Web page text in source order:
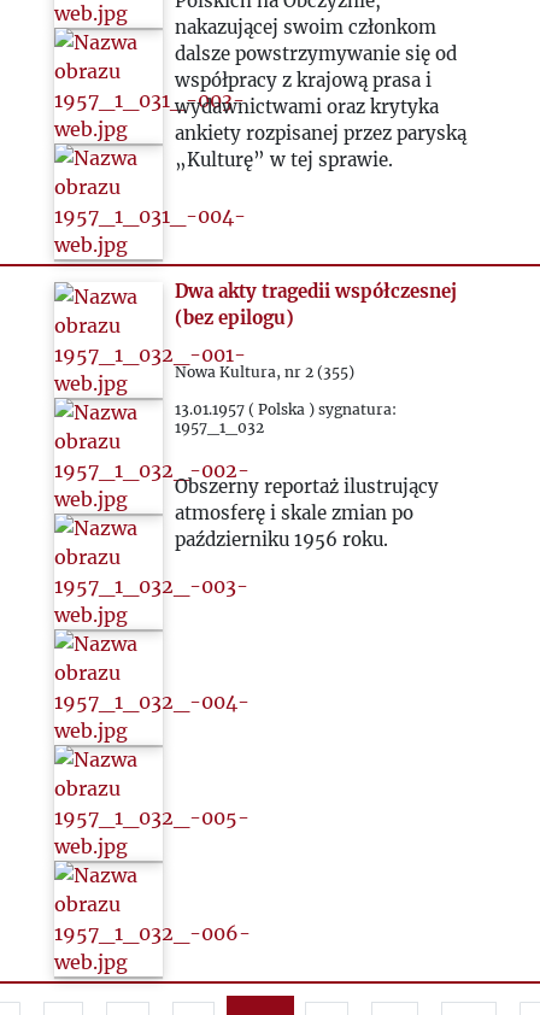
nakazującej swoim członkom
dalsze powstrzymywanie się od
współpracy z krajową prasa i
wydawnictwami oraz krytyka
ankiety rozpisanej przez paryską
„Kulturę” w tej sprawie.
Dwa akty tragedii współczesnej
(bez epilogu)
Nowa Kultura, nr 2 (355)
13.01.1957 ( Polska ) sygnatura:
1957_1_032
Obszerny reportaż ilustrujący
atmosferę i skale zmian po
październiku 1956 roku.